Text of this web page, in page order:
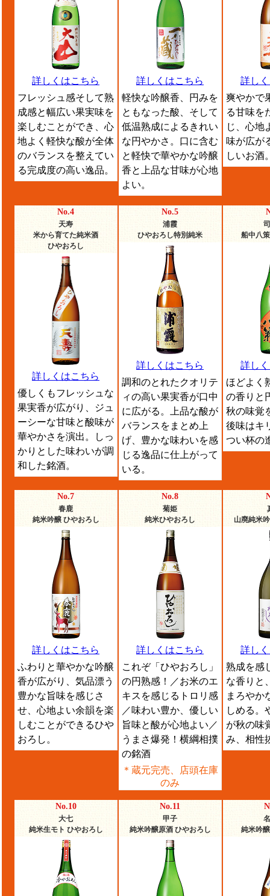
詳しくはこちら
フレッシュ感そして熟
成感と幅広い果実味を
楽しむことができ、心
地よく軽快な酸が全体
のバランスを整えてい
る完成度の高い逸品。
詳しくはこちら
軽快な吟醸香、円みを
ともなった酸、そして
低温熟成によるきれい
な円やかさ。口に含む
と軽快で華やかな吟醸
香と上品な甘味が心地
よい。
詳し
爽やかで
る甘味を
じ、心地
味が広が
しいお酒
No.4
天寿
米から育てた純米酒
ひやおろし
詳しくはこちら
優しくもフレッシュな
果実香が広がり、ジュ
ーシーな甘味と酸味が
華やかさを演出。しっ
かりとした味わいが調
和した銘酒。
No.5
浦霞
ひやおろし特別純米
詳しくはこちら
調和のとれたクオリテ
ィの高い果実香が口中
に広がる。上品な酸が
バランスをまとめ上
げ、豊かな味わいを感
じる逸品に仕上がって
いる。
船中八
詳し
ほどよく
の香りと
秋の味覚
後味はキ
つい杯の
No.7
春鹿
純米吟醸 ひやおろし
詳しくはこちら
ふわりと華やかな吟醸
香が広がり、気品漂う
豊かな旨味を感じさ
せ、心地よい余韻を楽
しむことができるひや
おろし。
No.8
菊姫
純米ひやおろし
詳しくはこちら
これぞ「ひやおろし」
の円熟感！／お米のエ
キスを感じるトロリ感
／味わい豊か、優しい
旨味と酸が心地よい／
うまさ爆発！横綱相撲
の銘酒
＊蔵元完売、店頭在庫
のみ
山廃純米
詳し
熟成を感
な香りと
まろやか
しめる。
が秋の味
み、相性
No.10
大七
純米生モト ひやおろし
No.11
甲子
純米吟醸原酒 ひやおろし
純米吟